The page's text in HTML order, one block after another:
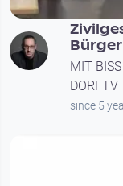
MIT
DORFTV
since 5